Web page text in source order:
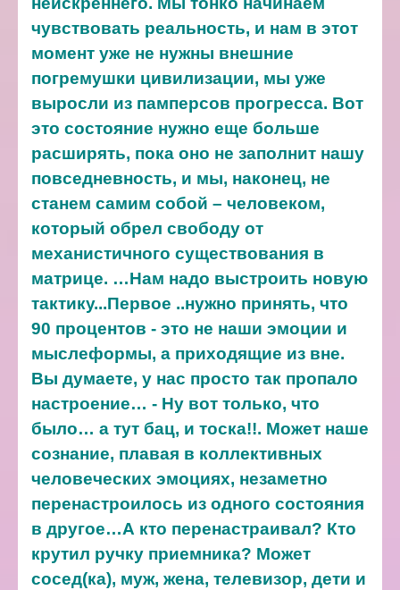
чувствовать реальность, и нам в этот
момент уже не нужны внешние
погремушки цивилизации, мы уже
выросли из памперсов прогресса. Вот
это состояние нужно еще больше
расширять, пока оно не заполнит нашу
повседневность, и мы, наконец, не
станем самим собой – человеком,
который обрел свободу от
механистичного существования в
матрице. …Нам надо выстроить новую
тактику...Первое ..нужно принять, что
90 процентов - это не наши эмоции и
мыслеформы, а приходящие из вне.
Вы думаете, у нас просто так пропало
настроение… - Ну вот только, что
было… а тут бац, и тоска!!. Может наше
сознание, плавая в коллективных
человеческих эмоциях, незаметно
перенастроилось из одного состояния
в другое…А кто перенастраивал? Кто
крутил ручку приемника? Может
сосед(ка), муж, жена, телевизор, дети и